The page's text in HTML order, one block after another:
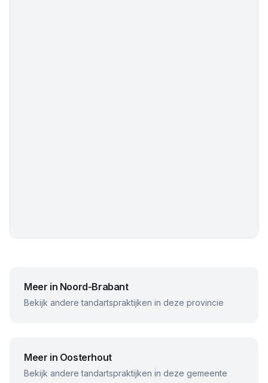
Meer in Noord-Brabant
Bekijk andere tandartspraktijken in deze provincie
Meer in Oosterhout
Bekijk andere tandartspraktijken in deze gemeente